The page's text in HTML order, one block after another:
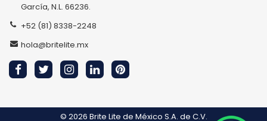
García, N.L. 66236.
+52 (81) 8338-2248
hola@britelite.mx
© 2026 Brite Lite de México S.A. de C.V.